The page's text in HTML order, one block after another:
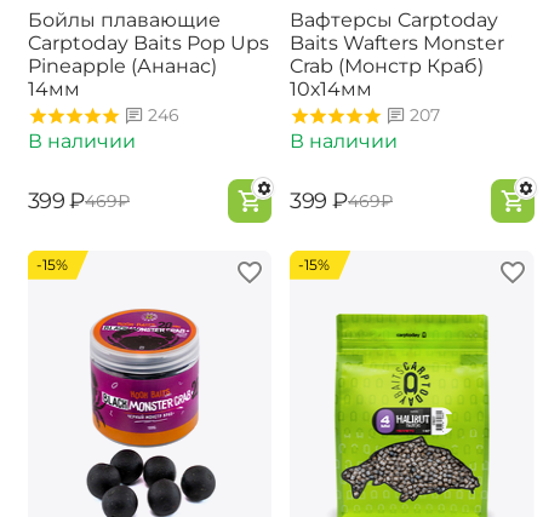
Бойлы плавающие
Carptoday Baits Pop Ups
Pineapple (Ананас)
14мм
246
В наличии
‍399‍ ₽‍469‍₽
Вафтерсы Carptoday
Baits Wafters Monster
Crab (Монстр Краб)
10х14мм
207
В наличии
‍399‍ ₽‍469‍₽
-15% -15%